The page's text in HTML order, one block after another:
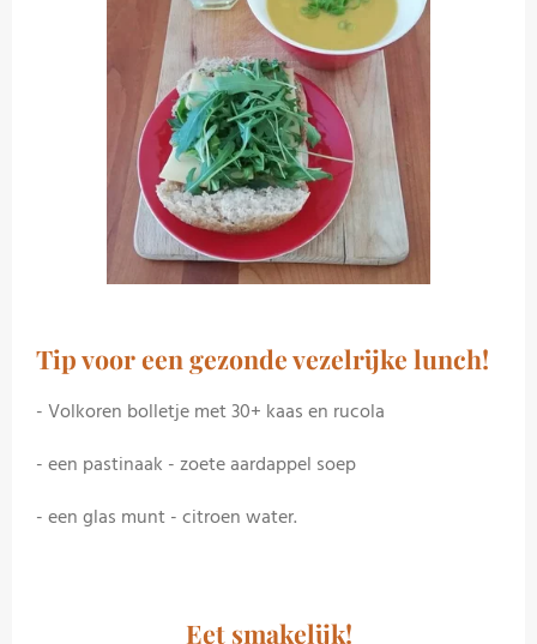
Tip voor een gezonde vezelrijke lunch!
- Volkoren bolletje met 30+ kaas en rucola
- een pastinaak - zoete aardappel soep
- een glas munt - citroen water.
Eet smakelijk!